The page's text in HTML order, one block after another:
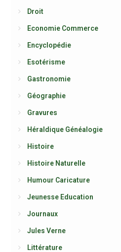
Droit
Economie Commerce
Encyclopédie
Esotérisme
Gastronomie
Géographie
Gravures
Héraldique Généalogie
Histoire
Histoire Naturelle
Humour Caricature
Jeunesse Education
Journaux
Jules Verne
Littérature